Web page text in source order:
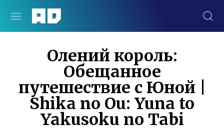
Олений король:
Обещанное
путешествие с Юной |
Shika no Ou: Yuna to
Yakusoku no Tabi